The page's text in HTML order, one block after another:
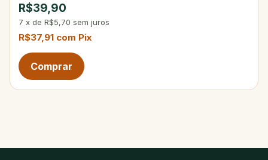
R$39,90
7 x de R$5,70 sem juros
R$37,91 com Pix